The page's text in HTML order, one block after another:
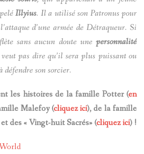
Illyius. Il a utilisé son Patronus pour
d’une armée de Détraqueur. Si
sans aucun doute une personnalité
pas dire qu’il sera plus puissant ou
son sorcier.
les histoires de la famille Potter (en
Malefoy (cliquez ici), de la famille
des « Vingt-huit Sacrés» (cliquez ici) !